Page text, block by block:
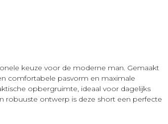
keuze voor de moderne man. Gemaakt
comfortabele pasvorm en maximale
opbergruimte, ideaal voor dagelijks
robuuste ontwerp is deze short een perfecte